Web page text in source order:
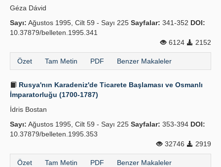
Yayın Politikaları
Kılavuzlar
İletişim
Géza Dávid
Sayı: Ağustos 1995, Cilt 59 - Sayı 225 Sayfalar: 341-352 DOI:
10.37879/belleten.1995.341
6124
2152
Özet Tam Metin PDF Benzer Makaleler
Rusya'nın Karadeniz'de Ticarete Başlaması ve Osmanlı
İmparatorluğu (1700-1787)
İdris Bostan
Sayı: Ağustos 1995, Cilt 59 - Sayı 225 Sayfalar: 353-394 DOI:
10.37879/belleten.1995.353
32746
2919
Özet Tam Metin PDF Benzer Makaleler